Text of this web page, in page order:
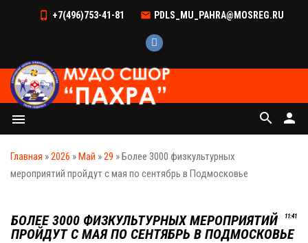
+7(496)753-41-81 PDLS_MU_PAHRA@MOSREG.RU
menu person
search
Главная »2026 »Май »29 » Более 3000 физкультурных
мероприятий пройдут с мая по сентябрь в Подмосковье
11:41
БОЛЕЕ 3000 ФИЗКУЛЬТУРНЫХ МЕРОПРИЯТИЙ
ПРОЙДУТ С МАЯ ПО СЕНТЯБРЬ В ПОДМОСКОВЬЕ